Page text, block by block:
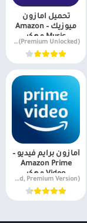
تحميل امازون
ميوزيك – Amazon
Music مهكر
v22.14.3 + MOD (Premium Unlocked)
أمازون برايم فيديو –
Amazon Prime
Video مهكر
v3.0.347.7357 (VIP Unlocked, Premium Version)